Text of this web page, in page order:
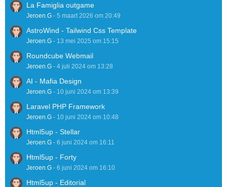
La Famiglia outgame
Jeroen.G - 5 maart 2026 om 20:49
AstroWind - Tailwind Css Template
Jeroen.G - 13 mei 2025 om 15:15
Roundcube Webmail
Jeroen.G - 4 juli 2024 om 13:28
AI - Mafia Design
Jeroen.G - 10 juni 2024 om 13:39
Laravel PHP Framework
Jeroen.G - 10 juni 2024 om 10:48
Html5up - Stellar
Jeroen.G - 6 juni 2024 om 16:11
Html5up - Forty
Jeroen.G - 6 juni 2024 om 16:10
Html5up - Editorial